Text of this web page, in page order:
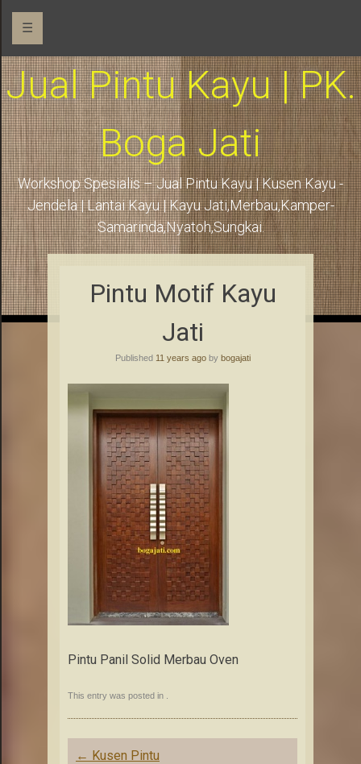
☰
Jual Pintu Kayu | PK.
Boga Jati
Workshop Spesialis – Jual Pintu Kayu | Kusen Kayu -
Jendela | Lantai Kayu | Kayu Jati,Merbau,Kamper-
Samarinda,Nyatoh,Sungkai.
Pintu Motif Kayu
Jati
Published 11 years agoby bogajati
Pintu Panil Solid Merbau Oven
This entry was posted in .
Post
← Kusen Pintu